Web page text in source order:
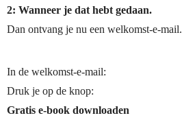
2: Wanneer je dat hebt gedaan.
Dan ontvang je nu een welkomst-e-mail.
In de welkomst-e-mail:
Druk je op de knop:
Gratis e-book downloaden